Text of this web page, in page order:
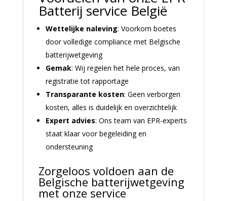
Batterij service België
Wettelijke naleving: Voorkom boetes
door volledige compliance met Belgische
batterijwetgeving
Gemak: Wij regelen het hele proces, van
registratie tot rapportage
Transparante kosten: Geen verborgen
kosten, alles is duidelijk en overzichtelijk
Expert advies: Ons team van EPR-experts
staat klaar voor begeleiding en
ondersteuning
Zorgeloos voldoen aan de
Belgische batterijwetgeving
met onze service